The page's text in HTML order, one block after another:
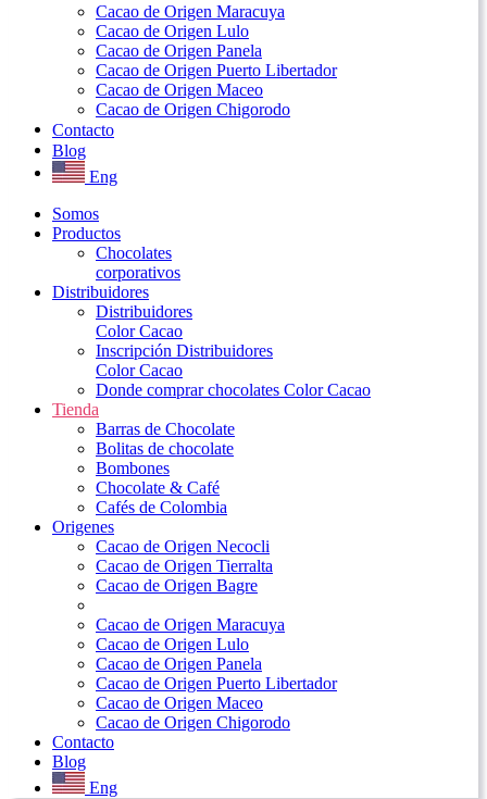
Cacao de Origen Maracuya
Cacao de Origen Lulo
Cacao de Origen Panela
Cacao de Origen Puerto Libertador
Cacao de Origen Maceo
Cacao de Origen Chigorodo
Contacto
Blog
Eng
Somos
Productos
Chocolates
corporativos
Distribuidores
Distribuidores
Color Cacao
Inscripción Distribuidores
Color Cacao
Donde comprar chocolates Color Cacao
Tienda
Barras de Chocolate
Bolitas de chocolate
Bombones
Chocolate & Café
Cafés de Colombia
Origenes
Cacao de Origen Necocli
Cacao de Origen Tierralta
Cacao de Origen Bagre
Cacao de Origen Maracuya
Cacao de Origen Lulo
Cacao de Origen Panela
Cacao de Origen Puerto Libertador
Cacao de Origen Maceo
Cacao de Origen Chigorodo
Contacto
Blog
Eng